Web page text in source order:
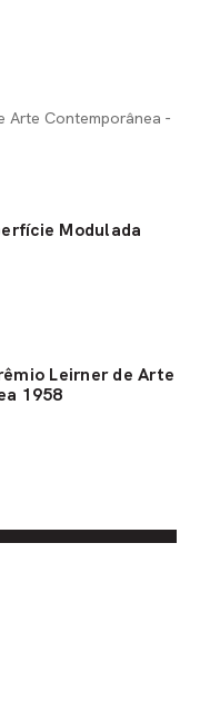
Arte Contemporânea -
Modulada
Leirner de Arte
1958